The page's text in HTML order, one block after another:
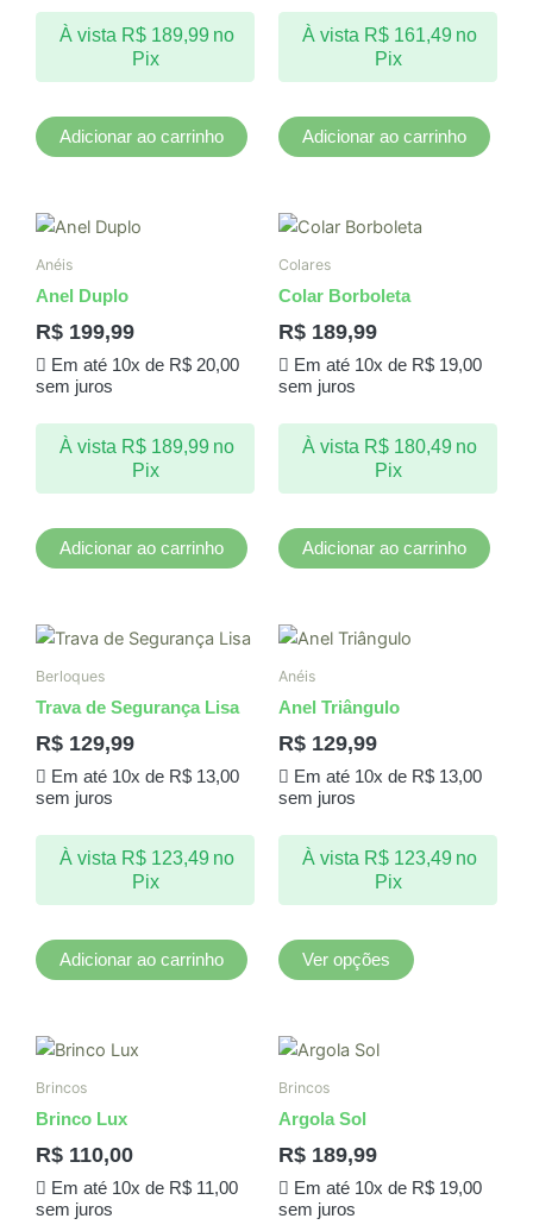
À vista R$189,99 no
Pix
Adicionar ao carrinho
À vista R$161,49 no
Pix
Adicionar ao carrinho
Anéis
Anel Duplo
R$ 199,99
Em até 10x de R$20,00
sem juros
À vista R$189,99 no
Pix
Adicionar ao carrinho
Colares
Colar Borboleta
R$ 189,99
Em até 10x de R$19,00
sem juros
À vista R$180,49 no
Pix
Adicionar ao carrinho
Berloques
Trava de Segurança Lisa
R$ 129,99
Em até 10x de R$13,00
sem juros
À vista R$123,49 no
Pix
Adicionar ao carrinho
Anéis
Anel Triângulo
R$ 129,99
Em até 10x de R$13,00
sem juros
À vista R$123,49 no
Pix
Ver opções
As
podem
ser
página
Brincos
Brinco Lux
R$ 110,00
Em até 10x de R$11,00
sem juros
Brincos
Argola Sol
R$ 189,99
Em até 10x de R$19,00
sem juros